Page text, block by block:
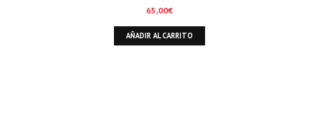
65,00€
AÑADIR AL CARRITO